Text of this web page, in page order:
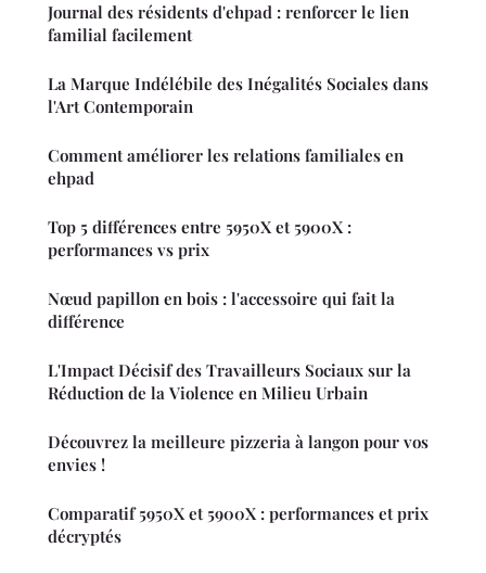
Journal des résidents d'ehpad : renforcer le lien
familial facilement
La Marque Indélébile des Inégalités Sociales dans
l'Art Contemporain
Comment améliorer les relations familiales en
ehpad
Top 5 différences entre 5950X et 5900X :
performances vs prix
Nœud papillon en bois : l'accessoire qui fait la
différence
L'Impact Décisif des Travailleurs Sociaux sur la
Réduction de la Violence en Milieu Urbain
Découvrez la meilleure pizzeria à langon pour vos
envies !
Comparatif 5950X et 5900X : performances et prix
décryptés